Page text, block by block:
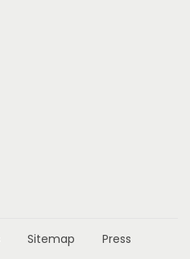
Sitemap Press